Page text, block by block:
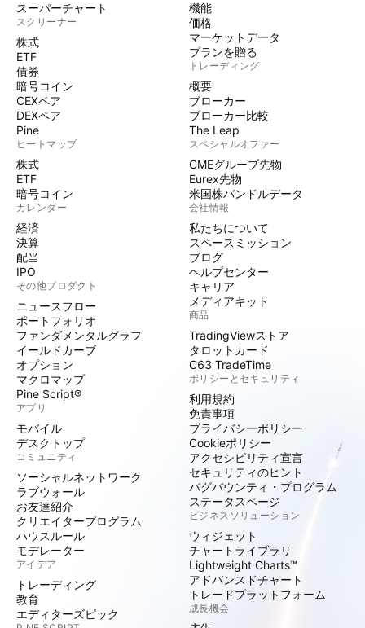
スーパーチャート
スクリーナー
株式
ETF
債券
暗号コイン
CEXペア
DEXペア
Pine
ヒートマップ
株式
ETF
暗号コイン
カレンダー
経済
決算
配当
IPO
その他プロダクト
ニュースフロー
ポートフォリオ
ファンダメンタルグラフ
イールドカーブ
オプション
マクロマップ
Pine Script®
アプリ
モバイル
デスクトップ
コミュニティ
ソーシャルネットワーク
ラブウォール
お友達紹介
クリエイタープログラム
ハウスルール
モデレーター
アイデア
トレーディング
教育
エディターズピック
機能
価格
マーケットデータ
プランを贈る
トレーディング
概要
ブローカー
ブローカー比較
The Leap
スペシャルオファー
CMEグループ先物
Eurex先物
米国株バンドルデータ
会社情報
私たちについて
スペースミッション
ブログ
ヘルプセンター
キャリア
メディアキット
商品
TradingViewストア
タロットカード
C63 TradeTime
ポリシーとセキュリティ
利用規約
免責事項
プライバシーポリシー
Cookieポリシー
アクセシビリティ宣言
セキュリティのヒント
バグバウンティ・プログラム
ステータスページ
ビジネスソリューション
ウィジェット
チャートライブラリ
Lightweight Charts™
アドバンスドチャート
トレードプラットフォーム
成長機会